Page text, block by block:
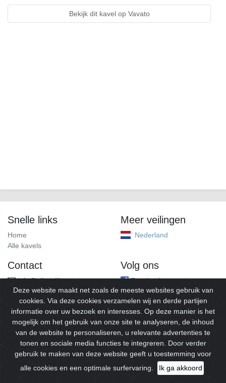
Bekijk dit kavel op Vavato
Snelle links
Home
Alle kavels
Meer veilingen
Nederland
Contact
info@alleveilingen.net
Volg ons
Facebook
© 2026Alleveilingen.Alle rechten voorbehouden.
Deze website maakt net zoals de meeste websites gebruik van
cookies. Via deze cookies verzamelen wij en derde partijen
informatie over uw bezoek en interesses. Op deze manier is het
mogelijk om het gebruik van onze site te analyseren, de inhoud
van de website te personaliseren, u relevante advertenties te
tonen en sociale media functies te integreren. Door verder
gebruik te maken van deze website geeft u toestemming voor
alle cookies en een optimale surfervaring.
Ik ga akkoord